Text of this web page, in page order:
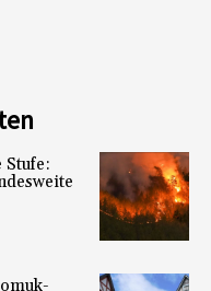
Stufe: